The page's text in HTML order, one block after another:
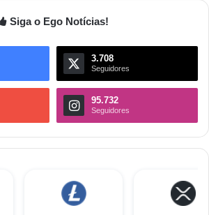
Siga o Ego Notícias!
3.708
Seguidores
95.732
Seguidores